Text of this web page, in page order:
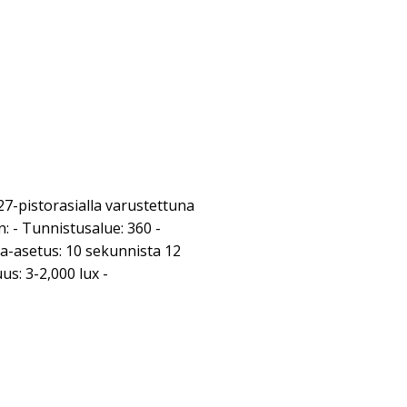
pistorasialla varustettuna
- Tunnistusalue: 360 -
asetus: 10 sekunnista 12
3-2,000 lux -